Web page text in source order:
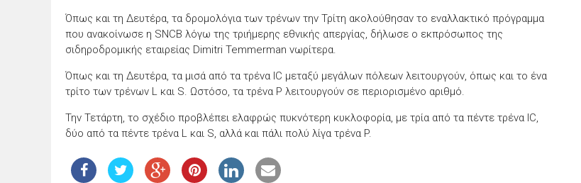
Όπως και τη Δευτέρα, τα δρομολόγια των τρένων την Τρίτη ακολούθησαν το εναλλακτικό πρόγραμμα
που ανακοίνωσε η SNCB λόγω της τριήμερης εθνικής απεργίας, δήλωσε ο εκπρόσωπος της
σιδηροδρομικής εταιρείας Dimitri Temmerman νωρίτερα.
Όπως και τη Δευτέρα, τα μισά από τα τρένα IC μεταξύ μεγάλων πόλεων λειτουργούν, όπως και το ένα
τρίτο των τρένων L και S. Ωστόσο, τα τρένα P λειτουργούν σε περιορισμένο αριθμό.
Την Τετάρτη, το σχέδιο προβλέπει ελαφρώς πυκνότερη κυκλοφορία, με τρία από τα πέντε τρένα IC,
δύο από τα πέντε τρένα L και S, αλλά και πάλι πολύ λίγα τρένα P.